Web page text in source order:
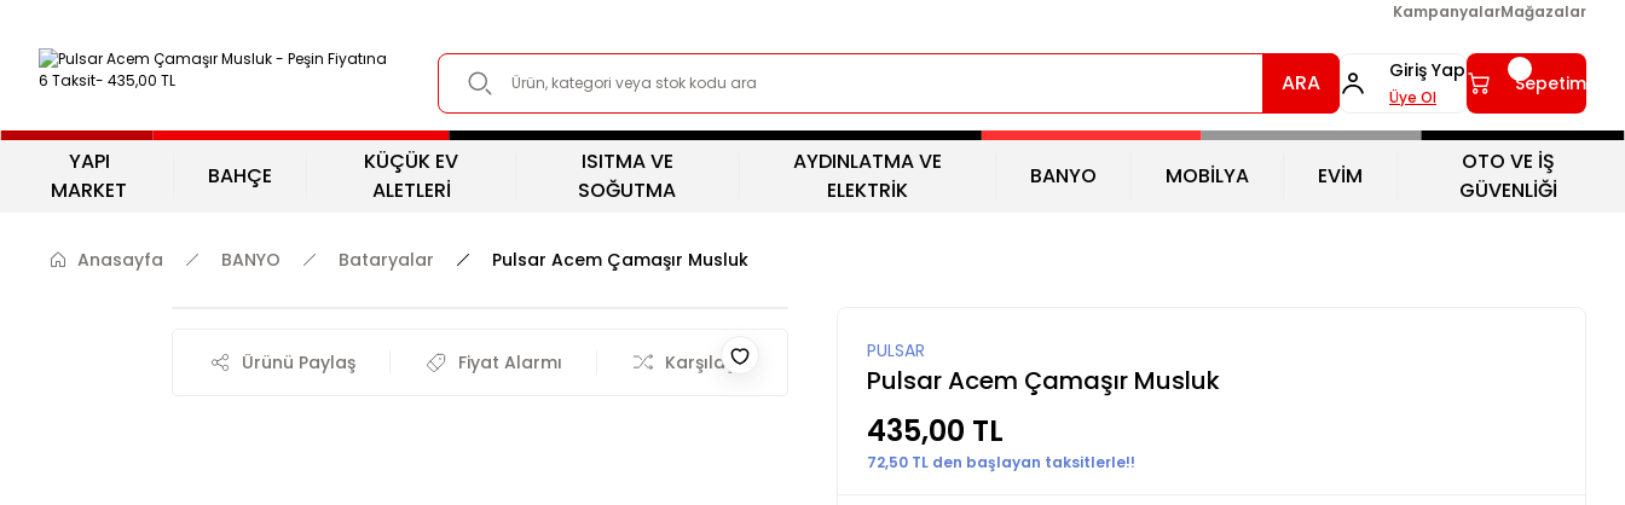
KampanyalarMağazalar
ARA Giriş Yap
Üye Ol
Sepetim
YAPI
MARKET
BAHÇE
KÜÇÜK EV
ALETLERİ
ISITMA VE
SOĞUTMA
AYDINLATMA VE
ELEKTRİK
BANYO MOBİLYA EVİM
OTO VE İŞ
GÜVENLİĞİ
Anasayfa BANYO Bataryalar Pulsar Acem Çamaşır Musluk
Ürünü Paylaş Fiyat Alarmı Karşılaştır PULSAR
Pulsar Acem Çamaşır Musluk
435,00 TL
72,50 TL den başlayan taksitlerle!!